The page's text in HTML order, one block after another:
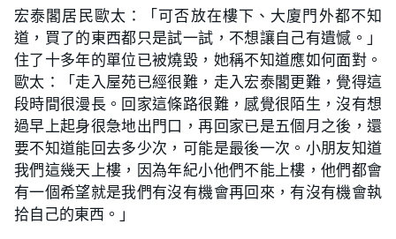
宏泰閣居民歐太：「可否放在樓下、大廈門外都不知
道，買了的東西都只是試一試，不想讓自己有遺憾。」
住了十多年的單位已被燒毀，她稱不知道應如何面對。
歐太：「走入屋苑已經很難，走入宏泰閣更難，覺得這
段時間很漫長。回家這條路很難，感覺很陌生，沒有想
過早上起身很急地出門口，再回家已是五個月之後，還
要不知道能回去多少次，可能是最後一次。小朋友知道
我們這幾天上樓，因為年紀小他們不能上樓，他們都會
有一個希望就是我們有沒有機會再回來，有沒有機會執
拾自己的東西。」